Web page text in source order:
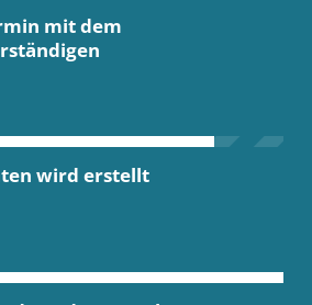
mit dem
wird erstellt